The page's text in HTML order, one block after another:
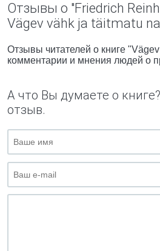
Отзывы о "Friedrich
Vägev vähk ja täitmatu
Отзывы читателей о книге
комментарии и мнения людей о
А что Вы думаете о
отзыв.